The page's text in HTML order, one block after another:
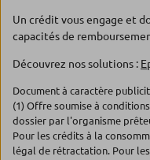
Un crédit vous engage et
capacités de
Découvrez nos solutions :
Document à caractère
(1) Offre soumise à
dossier par l'organisme
Pour les crédits à la
légal de rétractation. Pour